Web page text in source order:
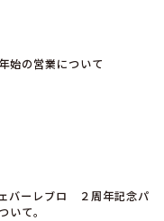
始の営業について
バーレブロ ２周年記念パ
て。